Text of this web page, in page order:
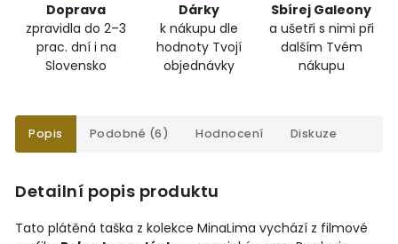
Doprava
zpravidla do 2–3
prac. dní i na
Slovensko
Dárky
k nákupu dle
hodnoty Tvojí
objednávky
Sbírej Galeony
a ušetři s nimi při
dalším Tvém
nákupu
Popis Podobné (6) Hodnocení Diskuze
Detailní popis produktu
Tato plátěná taška z kolekce MinaLima vychází z filmové